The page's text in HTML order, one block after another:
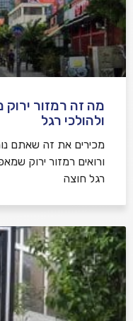
מה זה רמזור
ולהולכי רגל
מכירים את זה שאתם
ורואים רמזור ירוק
רגל חוצה